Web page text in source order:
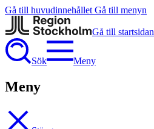
Gå till huvudinnehållet Gå till menyn
Gå till startsidan
Sök Meny
Meny